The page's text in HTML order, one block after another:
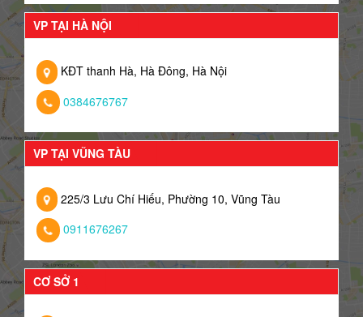
VP TẠI HÀ NỘI
KĐT thanh Hà, Hà Đông, Hà Nội
0384676767
VP TẠI VŨNG TÀU
225/3 Lưu Chí Hiếu, Phường 10, Vũng Tàu
0911676267
CƠ SỞ 1